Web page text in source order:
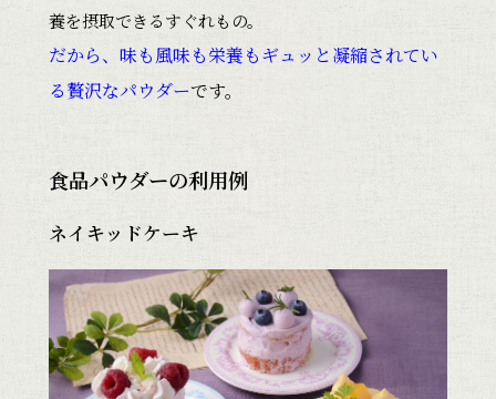
養を摂取できるすぐれもの。
だから、味も風味も栄養もギュッと凝縮されてい
る贅沢なパウダーです。
食品パウダーの利用例
ネイキッドケーキ